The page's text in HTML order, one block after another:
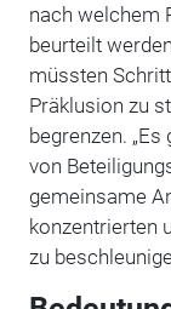
nach welchem
beurteilt
müssten
Präklusion zu
begrenzen.
von
gemeinsame
konzentrierten
zu